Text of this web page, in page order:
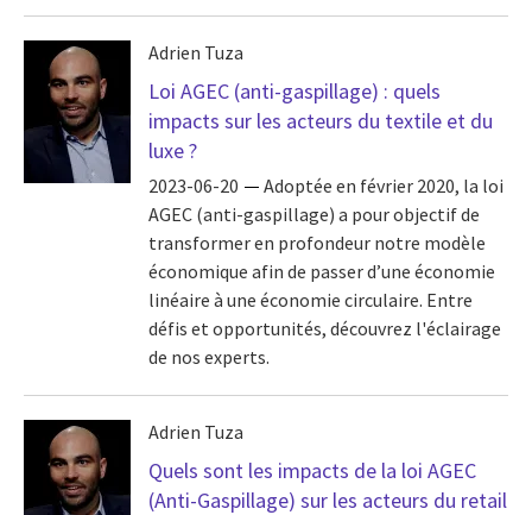
Adrien Tuza
Loi AGEC (anti-gaspillage) : quels
impacts sur les acteurs du textile et du
luxe ?
2023-06-20
Adoptée en février 2020, la loi
AGEC (anti-gaspillage) a pour objectif de
transformer en profondeur notre modèle
économique afin de passer d’une économie
linéaire à une économie circulaire. Entre
défis et opportunités, découvrez l'éclairage
de nos experts.
Adrien Tuza
Quels sont les impacts de la loi AGEC
(Anti-Gaspillage) sur les acteurs du retail